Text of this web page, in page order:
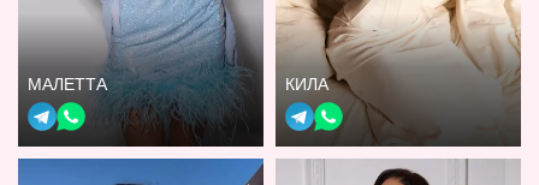
МАЛЕТТА КИЛА